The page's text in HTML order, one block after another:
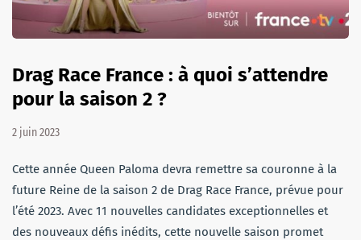
Drag Race France : à quoi s’attendre
pour la saison 2 ?
2 juin 2023
Cette année Queen Paloma devra remettre sa couronne à la
future Reine de la saison 2 de Drag Race France, prévue pour
l’été 2023. Avec 11 nouvelles candidates exceptionnelles et
des nouveaux défis inédits, cette nouvelle saison promet